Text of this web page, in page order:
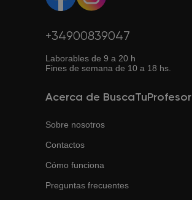
+34900839047
Laborables de 9 a 20 h
Fines de semana de 10 a 18 hs.
Acerca de BuscaTuProfesor
Sobre nosotros
Contactos
Cómo funciona
Preguntas frecuentes